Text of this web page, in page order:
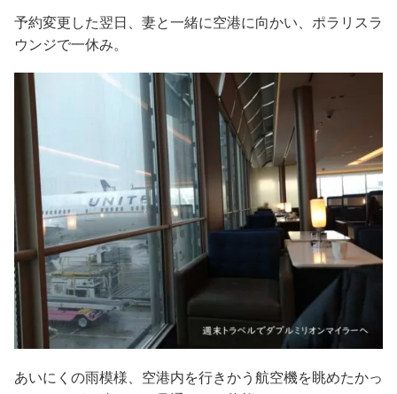
予約変更した翌日、妻と一緒に空港に向かい、ポラリスラ
ウンジで一休み。
あいにくの雨模様、空港内を行きかう航空機を眺めたかっ